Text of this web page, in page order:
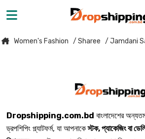
Women's Fashion / Sharee / Jamdani
Dropshipping.com.bd বাংলাদেশের
ড্রপশিপিং প্ল্যাটফর্ম, যা আপনাকেস্টক, প্যাকেজিং বা